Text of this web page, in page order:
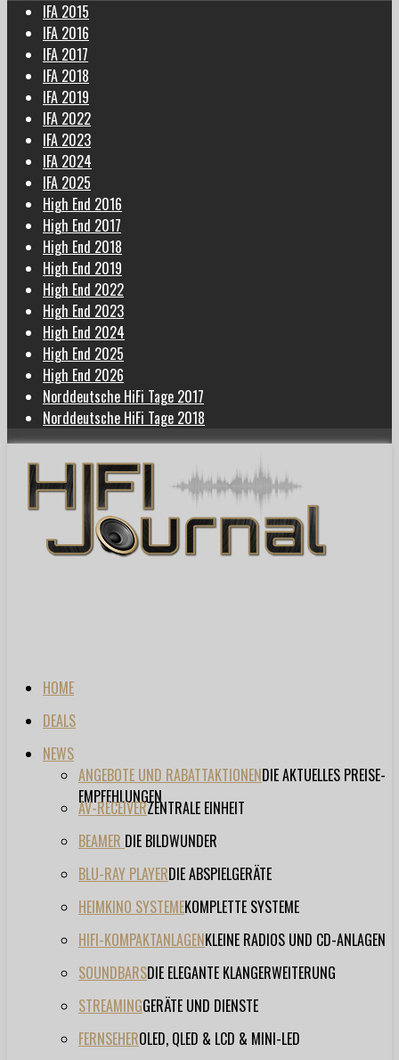
IFA 2015
IFA 2016
IFA 2017
IFA 2018
IFA 2019
IFA 2022
IFA 2023
IFA 2024
IFA 2025
High End 2016
High End 2017
High End 2018
High End 2019
High End 2022
High End 2023
High End 2024
High End 2025
High End 2026
Norddeutsche HiFi Tage 2017
Norddeutsche HiFi Tage 2018
HOME
DEALS
NEWS
ANGEBOTE UND RABATTAKTIONENDIE AKTUELLES PREISE-
EMPFEHLUNGEN
AV-RECEIVERZENTRALE EINHEIT
BEAMER DIE BILDWUNDER
BLU-RAY PLAYERDIE ABSPIELGERÄTE
HEIMKINO SYSTEMEKOMPLETTE SYSTEME
HIFI-KOMPAKTANLAGENKLEINE RADIOS UND CD-ANLAGEN
SOUNDBARSDIE ELEGANTE KLANGERWEITERUNG
STREAMINGGERÄTE UND DIENSTE
FERNSEHEROLED, QLED & LCD & MINI-LED